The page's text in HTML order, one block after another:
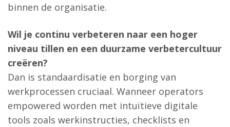
binnen de organisatie.
Wil je continu verbeteren naar een hoger
niveau tillen en een duurzame verbetercultuur
creëren?
Dan is standaardisatie en borging van
werkprocessen cruciaal. Wanneer operators
empowered worden met intuïtieve digitale
tools zoals werkinstructies, checklists en